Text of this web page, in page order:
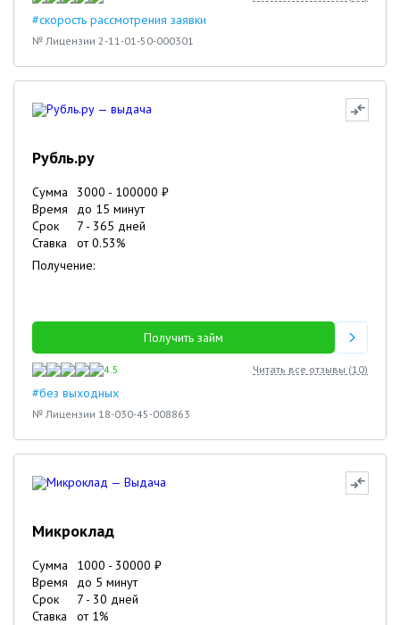
#скорость рассмотрения заявки
№ Лицензии 2-11-01-50-000301
Рубль.ру
Сумма 3000 - 100000 ₽
Время
до 15 минут
Срок
7 - 365 дней
Ставка
от0.53%
Получение:
Получить займ
4.5 Читать все отзывы (10)
#без выходных
№ Лицензии 18-030-45-008863
Микроклад
Сумма 1000 - 30000 ₽
Время
до 5 минут
Срок
7 - 30 дней
Ставка
от 1%